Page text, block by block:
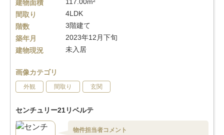
建物面積
間取り
4LDK
階数
3階建て
築年月
2023年12月下旬
建物現況
未入居
画像カテゴリ
外観 間取り 玄関
センチュリー21リベルテ
物件担当者コメント